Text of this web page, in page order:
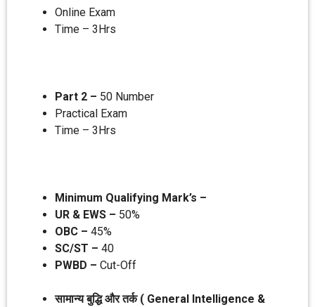
Online Exam
Time – 3Hrs
Part 2 – 50 Number
Practical Exam
Time – 3Hrs
Minimum Qualifying Mark’s –
UR & EWS – 50%
OBC – 45%
SC/ST – 40
PWBD – Cut-Off
सामान्य बुद्धि और तर्क ( General Intelligence &